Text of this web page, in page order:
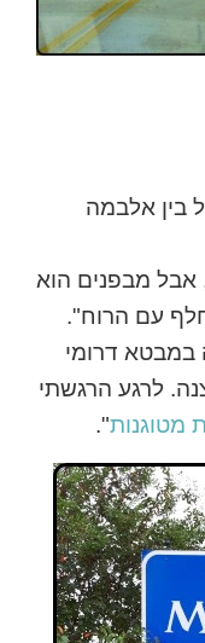
בין אלבמה
מבפנים הוא
עם הרוח".
במבטא דרומי
לרגע הרגשתי
מטוגנות".